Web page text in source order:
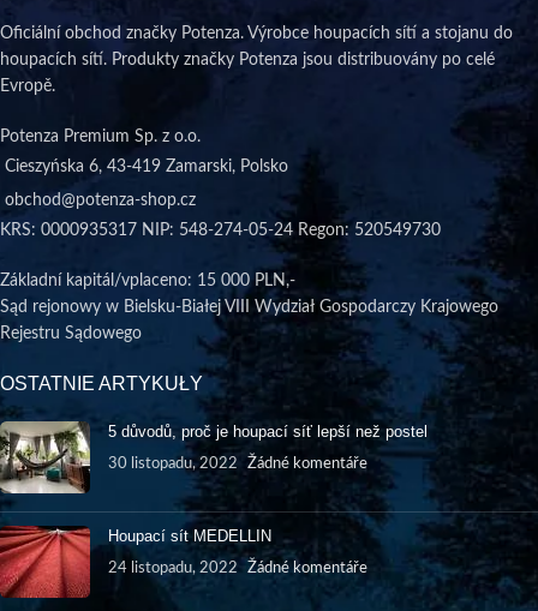
Oficiální obchod značky Potenza. Výrobce houpacích sítí a stojanu do
houpacích sítí. Produkty značky Potenza jsou distribuovány po celé
Evropě.
Potenza Premium Sp. z o.o.
Cieszyńska 6, 43-419 Zamarski, Polsko
obchod@potenza-shop.cz
KRS: 0000935317 NIP: 548-274-05-24 Regon: 520549730
Základní kapitál/vplaceno: 15 000 PLN,-
Sąd rejonowy w Bielsku-Białej VIII Wydział Gospodarczy Krajowego
Rejestru Sądowego
OSTATNIE ARTYKUŁY
5 důvodů, proč je houpací síť lepší než postel
30 listopadu, 2022 Žádné komentáře
Houpací sít MEDELLIN
24 listopadu, 2022 Žádné komentáře